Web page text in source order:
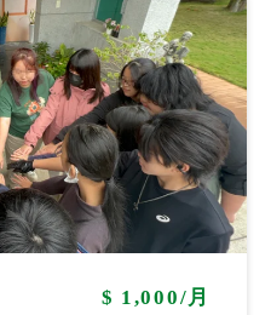
$ 1,000/月